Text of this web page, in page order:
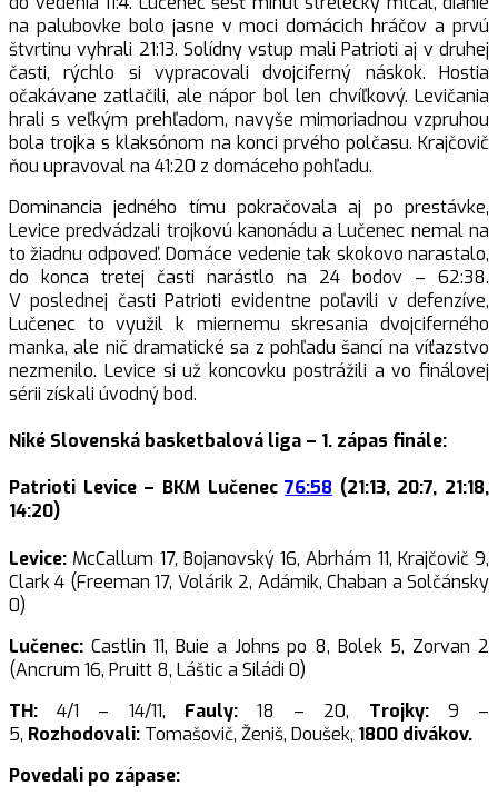
na palubovke bolo jasne v moci domácich hráčov a prvú
štvrtinu vyhrali 21:13. Solídny vstup mali Patrioti aj v druhej
časti, rýchlo si vypracovali dvojciferný náskok. Hostia
očakávane zatlačili, ale nápor bol len chvíľkový. Levičania
hrali s veľkým prehľadom, navyše mimoriadnou vzpruhou
bola trojka s klaksónom na konci prvého polčasu. Krajčovič
ňou upravoval na 41:20 z domáceho pohľadu.
Dominancia jedného tímu pokračovala aj po prestávke,
Levice predvádzali trojkovú kanonádu a Lučenec nemal na
to žiadnu odpoveď. Domáce vedenie tak skokovo narastalo,
do konca tretej časti narástlo na 24 bodov – 62:38.
V poslednej časti Patrioti evidentne poľavili v defenzíve,
Lučenec to využil k miernemu skresania dvojciferného
manka, ale nič dramatické sa z pohľadu šancí na víťazstvo
nezmenilo. Levice si už koncovku postrážili a vo finálovej
sérii získali úvodný bod.
Niké Slovenská basketbalová liga – 1. zápas finále:
Patrioti Levice – BKM Lučenec76:58 (21:13, 20:7, 21:18,
14:20)
Levice: McCallum 17, Bojanovský 16, Abrhám 11, Krajčovič 9,
Clark 4 (Freeman 17, Volárik 2, Adámik, Chaban a Solčánsky
0)
Lučenec: Castlin 11, Buie a Johns po 8, Bolek 5, Zorvan 2
(Ancrum 16, Pruitt 8, Láštic a Siládi 0)
TH: 4/1 – 14/11, Fauly:18 – 20, Trojky:9 –
5, Rozhodovali: Tomašovič, Ženiš, Doušek, 1800 divákov.
Povedali po zápase: